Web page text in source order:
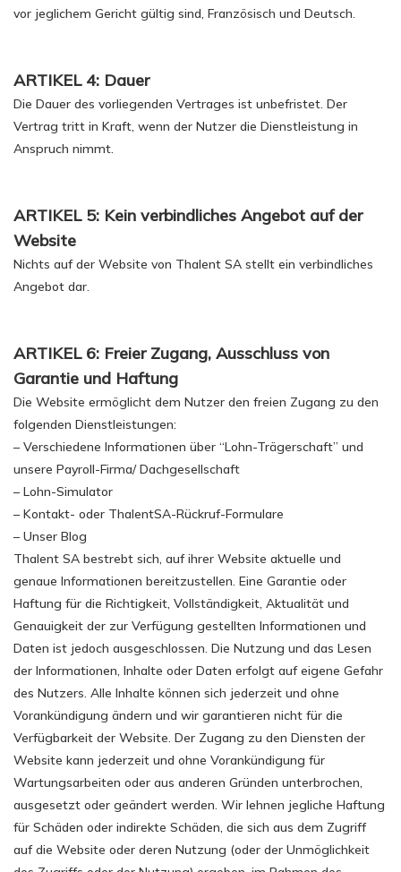
vor jeglichem Gericht gültig sind, Französisch und Deutsch.
ARTIKEL 4: Dauer
Die Dauer des vorliegenden Vertrages ist unbefristet. Der
Vertrag tritt in Kraft, wenn der Nutzer die Dienstleistung in
Anspruch nimmt.
ARTIKEL 5: Kein verbindliches Angebot auf der
Website
Nichts auf der Website von Thalent SA stellt ein verbindliches
Angebot dar.
ARTIKEL 6: Freier Zugang, Ausschluss von
Garantie und Haftung
Die Website ermöglicht dem Nutzer den freien Zugang zu den
folgenden Dienstleistungen:
– Verschiedene Informationen über “Lohn-Trägerschaft” und
unsere Payroll-Firma/ Dachgesellschaft
– Lohn-Simulator
– Kontakt- oder ThalentSA-Rückruf-Formulare
– Unser Blog
Thalent SA bestrebt sich, auf ihrer Website aktuelle und
genaue Informationen bereitzustellen. Eine Garantie oder
Haftung für die Richtigkeit, Vollständigkeit, Aktualität und
Genauigkeit der zur Verfügung gestellten Informationen und
Daten ist jedoch ausgeschlossen. Die Nutzung und das Lesen
der Informationen, Inhalte oder Daten erfolgt auf eigene Gefahr
des Nutzers. Alle Inhalte können sich jederzeit und ohne
Vorankündigung ändern und wir garantieren nicht für die
Verfügbarkeit der Website. Der Zugang zu den Diensten der
Website kann jederzeit und ohne Vorankündigung für
Wartungsarbeiten oder aus anderen Gründen unterbrochen,
ausgesetzt oder geändert werden. Wir lehnen jegliche Haftung
für Schäden oder indirekte Schäden, die sich aus dem Zugriff
auf die Website oder deren Nutzung (oder der Unmöglichkeit